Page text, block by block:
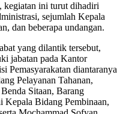
ini turut dihadiri
sejumlah Kepala
dan beberapa undangan.
yang dilantik tersebut,
jabatan pada Kantor
Pemasyarakatan diantaranya
Pelayanan Tahanan,
Sitaan, Barang
Kepala Bidang Pembinaan,